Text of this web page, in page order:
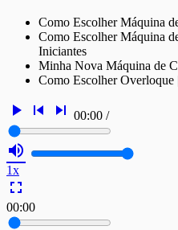
Como Escolher Máquina
Como Escolher Máquina
Iniciantes
Minha Nova Máquina de
Como Escolher
play_arrow skip_previous skip_next 00:00 /
volume_up
1x
fullscreen
00:00